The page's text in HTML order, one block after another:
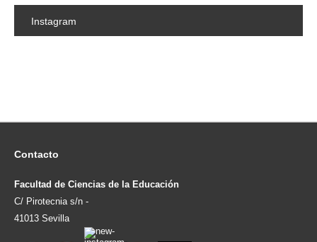
Instagram
Contacto
Facultad de Ciencias de la Educación
C/ Pirotecnia s/n -
41013 Sevilla